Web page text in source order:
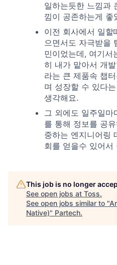
일하는듯한 느낌과
낌이 공존하는게 좋
이전 회사에서 일할
으면서도 자극받을
민이었는데, 여기서
히 내가 맡아서 개
라는 큰 제품속 챕
며 성장할 수 있다
생각해요.
그 외에도 일주일마
를 통해 정보를 공
중하는 엔지니어링
회를 얻을수 있어서
This job is no longer
See open jobs at Toss.
See open jobs similar to "
Native)" Partech.